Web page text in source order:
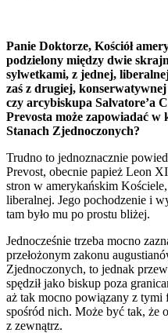
Panie Doktorze, Kościół
podzielony między dwie
sylwetkami, z jednej,
zaś z drugiej,
czy arcybiskupa Salvatore’a
Prevosta może zapowiadać w
Stanach Zjednoczonych?
Trudno to jednoznacznie
Prevost, obecnie papież Leon
stron w amerykańskim
liberalnej. Jego pochodzenie i
tam było mu po prostu bliżej.
Jednocześnie trzeba mocno
przełożonym zakonu
Zjednoczonych, to jednak
spędził jako biskup poza
aż tak mocno powiązany z tymi
spośród nich. Może być tak, że
z zewnątrz.